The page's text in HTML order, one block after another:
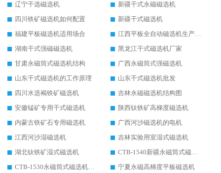
辽宁干选磁选机
新疆干式永磁磁选机
四川铁矿磁选机如何配置
新疆干式磁选机
福建平板磁选机适用场合
江西平板全自动磁选机生产厂家
湖南干式强磁磁选机
黑龙江干式磁选机厂家
甘肃永磁筒式磁选机结构
广西永磁筒式强磁选机
山东干式磁选机的工作原理
山东干式磁选机批发
四川水选褐铁矿磁选机
吉林永磁磁选机结构图
安徽锰矿专用干式磁选机
陕西钛铁矿高梯度磁选机
内蒙古铁矿石专用磁选机
广西河沙磁选机的电机
江西河沙湿磁选机
吉林实验用室湿式磁选机
湖北钛铁矿湿式磁选机
CTB-1540新疆永磁筒式磁选机
CTB-1530永磁筒式磁选机代理商
宁夏永磁高梯度平板磁选机